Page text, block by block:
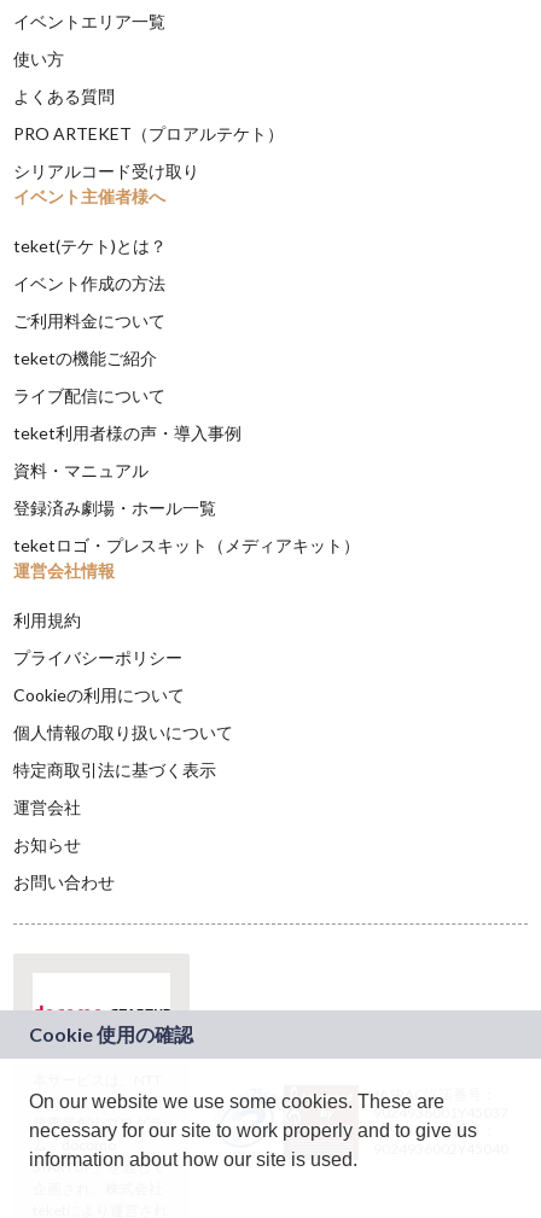
イベントエリア一覧
使い方
よくある質問
PRO ARTEKET（プロアルテケト）
シリアルコード受け取り
イベント主催者様へ
teket(テケト)とは？
イベント作成の方法
ご利用料金について
teketの機能ご紹介
ライブ配信について
teket利用者様の声・導入事例
資料・マニュアル
登録済み劇場・ホール一覧
teketロゴ・プレスキット（メディアキット）
運営会社情報
利用規約
プライバシーポリシー
Cookieの利用について
個人情報の取り扱いについて
特定商取引法に基づく表示
運営会社
お知らせ
お問い合わせ
ドコモグループの新
規事業創出プログラ
ム「docomo
STARTUP」を通じて
JASRAC許諾番号：
9024936001Y45037
JASRAC許諾番号：
On our website we use some cookies. These are
necessary for our site to work properly and to give us
information about how our site is used.